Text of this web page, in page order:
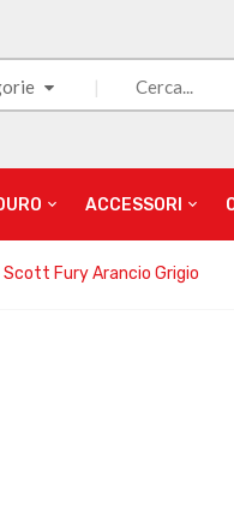
ACCESSORI
Scott Fury Arancio Grigio